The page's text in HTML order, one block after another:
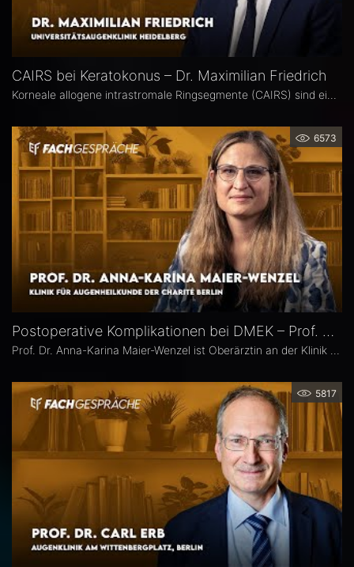
CAIRS bei Keratokonus – Dr. Maximilian Friedrich
6573
Postoperative Komplikationen bei DMEK – Prof. Dr. Anna-Karina Maier-Wenzel
5817